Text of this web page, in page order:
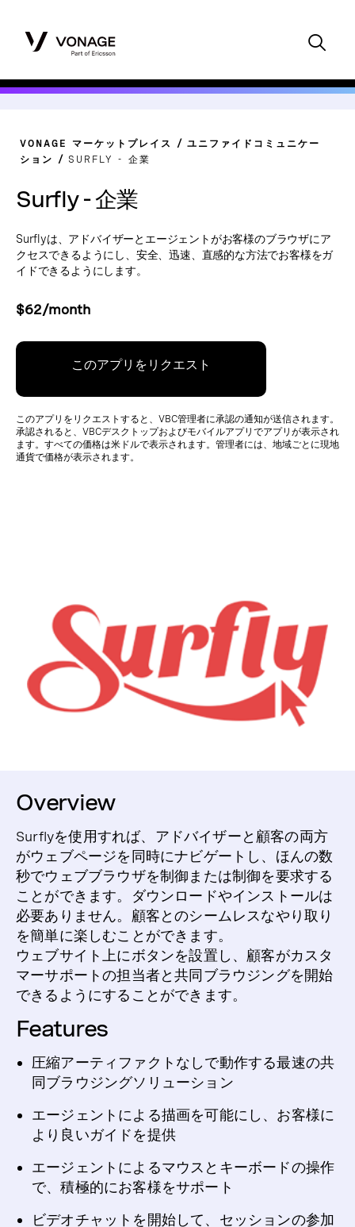
VONAGE マーケットプレイス
ユニファイドコミュニケー
ション
SURFLY - 企業
Surfly - 企業
Surflyは、アドバイザーとエージェントがお客様のブラウザにア
クセスできるようにし、安全、迅速、直感的な方法でお客様をガ
イドできるようにします。
$62/month
このアプリをリクエスト
このアプリをリクエストすると、VBC管理者に承認の通知が送信されます。
承認されると、VBCデスクトップおよびモバイルアプリでアプリが表示され
ます。すべての価格は米ドルで表示されます。管理者には、地域ごとに現地
通貨で価格が表示されます。
Overview
Surflyを使用すれば、アドバイザーと顧客の両方
がウェブページを同時にナビゲートし、ほんの数
秒でウェブブラウザを制御または制御を要求する
ことができます。ダウンロードやインストールは
必要ありません。 顧客とのシームレスなやり取り
を簡単に楽しむことができます。
ウェブサイト上にボタンを設置し、顧客がカスタ
マーサポートの担当者と共同ブラウジングを開始
できるようにすることができます。
Features
圧縮アーティファクトなしで動作する最速の共
同ブラウジングソリューション
エージェントによる描画を可能にし、お客様に
より良いガイドを提供
エージェントによるマウスとキーボードの操作
で、積極的にお客様をサポート
ビデオチャットを開始して、セッションの参加